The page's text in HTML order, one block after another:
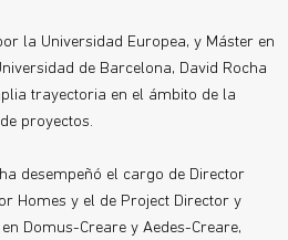
la Universidad Europea, y Máster en
de Barcelona, David Rocha
trayectoria en el ámbito de la
proyectos.
desempeñó el cargo de Director
Homes y el de Project Director y
Domus-Creare y Aedes-Creare,